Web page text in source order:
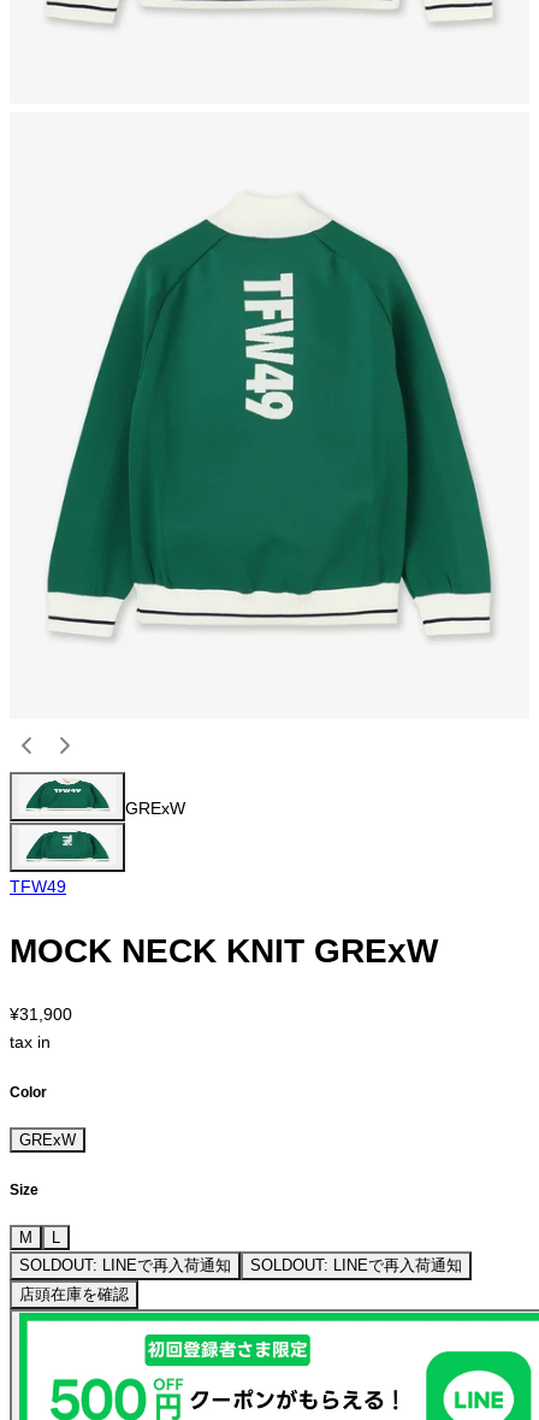
GRExW
TFW49
MOCK NECK KNIT GRExW
¥31,900
tax in
Color
GRExW
Size
M
L
SOLDOUT: LINEで再入荷通知
SOLDOUT: LINEで再入荷通知
店頭在庫を確認